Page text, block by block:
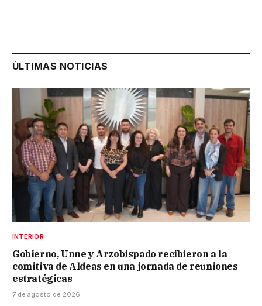
ÚLTIMAS NOTICIAS
INTERIOR
Gobierno, Unne y Arzobispado recibieron a la
comitiva de Aldeas en una jornada de reuniones
estratégicas
7 de agosto de 2026